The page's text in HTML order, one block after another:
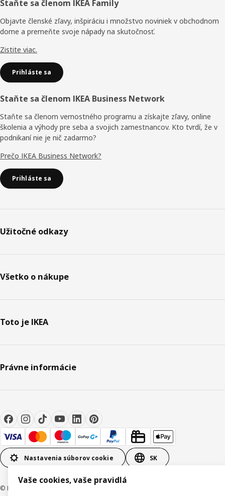
Päta
stránky
Staňte sa členom IKEA Family
Objavte členské zľavy, inšpiráciu i množstvo noviniek v obchodnom
dome a premeňte svoje nápady na skutočnosť.
Zistite viac.
Prihláste sa
Staňte sa členom IKEA Business Network
Staňte sa členom vernostného programu a získajte zľavy, online
školenia a výhody pre seba a svojich zamestnancov. Kto tvrdí, že v
podnikaní nie je nič zadarmo?
Prečo IKEA Business Network?
Prihláste sa
Užitočné odkazy
Všetko o nákupe
Toto je IKEA
Právne informácie
Nastavenia súborov cookie SK
© Inter IKEA Systems B.V. 1999-2026
Vaše cookies, vaše pravidlá